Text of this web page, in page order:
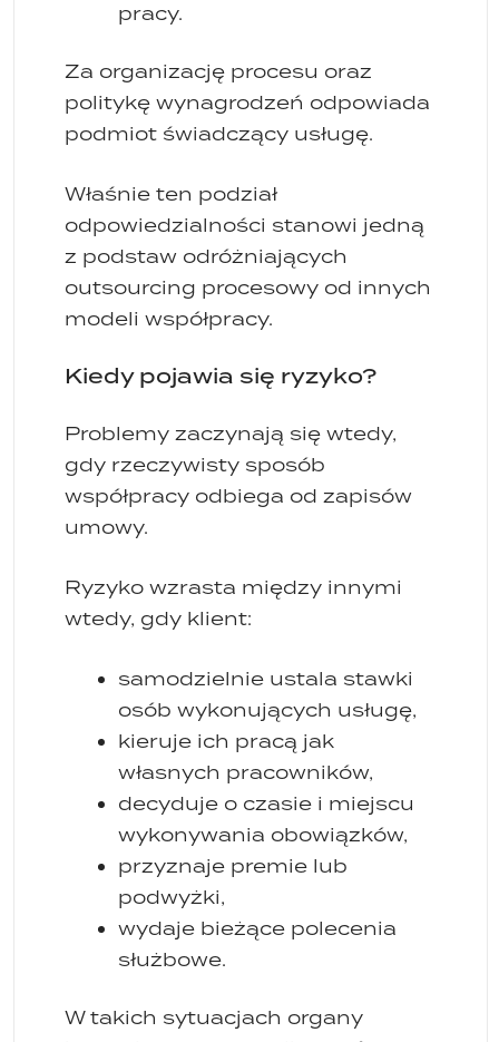
pracy.
Za organizację procesu oraz
politykę wynagrodzeń odpowiada
podmiot świadczący usługę.
Właśnie ten podział
odpowiedzialności stanowi jedną
z podstaw odróżniających
outsourcing procesowy od innych
modeli współpracy.
Kiedy pojawia się ryzyko?
Problemy zaczynają się wtedy,
gdy rzeczywisty sposób
współpracy odbiega od zapisów
umowy.
Ryzyko wzrasta między innymi
wtedy, gdy klient:
samodzielnie ustala stawki
osób wykonujących usługę,
kieruje ich pracą jak
własnych pracowników,
decyduje o czasie i miejscu
wykonywania obowiązków,
przyznaje premie lub
podwyżki,
wydaje bieżące polecenia
służbowe.
W takich sytuacjach organy